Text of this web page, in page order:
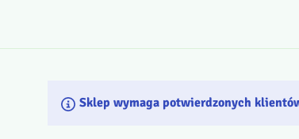
Sklep wymaga potwierdzonych